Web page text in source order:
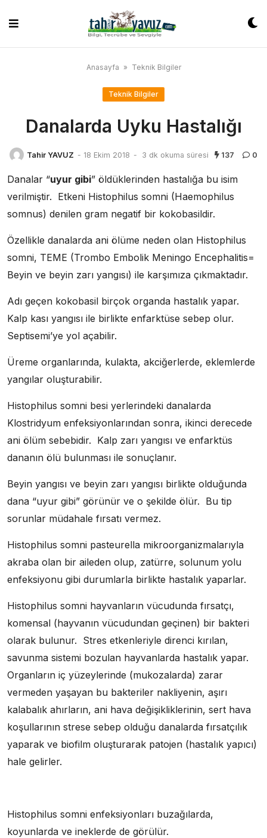
content
Anasayfa » Teknik Bilgiler
Teknik Bilgiler
Danalarda Uyku Hastalığı
Tahir YAVUZ - 18 Ekim 2018 - 3 dk okuma süresi 137 0
Danalar “uyur gibi” öldüklerinden hastalığa bu isim
verilmiştir. Etkeni Histophilus somni (Haemophilus
somnus) denilen gram negatif bir kokobasildir.
Özellikle danalarda ani ölüme neden olan Histophilus
somni, TEME (Trombo Embolik Meningo Encephalitis=
Beyin ve beyin zarı yangısı) ile karşımıza çıkmaktadır.
Adı geçen kokobasil birçok organda hastalık yapar.
Kalp kası yangısı ile birlikte enfarktüse sebep olur.
Septisemi’ye yol açabilir.
Üreme organlarında, kulakta, akciğerlerde, eklemlerde
yangılar oluşturabilir.
Histophilus somni besi yerlerindeki danalarda
Klostridyum enfeksiyonlarından sonra, ikinci derecede
ani ölüm sebebidir. Kalp zarı yangısı ve enfarktüs
dananın ölü bulunması ile sonuçlanır.
Beyin yangısı ve beyin zarı yangısı birlikte olduğunda
dana “uyur gibi” görünür ve o şekilde ölür. Bu tip
sorunlar müdahale fırsatı vermez.
Histophilus somni pasteurella mikroorganizmalarıyla
akraba olan bir aileden olup, zatürre, solunum yolu
enfeksiyonu gibi durumlarla birlikte hastalık yaparlar.
Histophilus somni hayvanların vücudunda fırsatçı,
komensal (hayvanın vücudundan geçinen) bir bakteri
olarak bulunur. Stres etkenleriyle direnci kırılan,
savunma sistemi bozulan hayvanlarda hastalık yapar.
Organların iç yüzeylerinde (mukozalarda) zarar
vermeden yaşayan bu bakteriler nakliyenin, aşırı
kalabalık ahırların, ani hava değişikliklerinin, sert hava
koşullarının strese sebep olduğu danalarda fırsatçılık
yaparak ve biofilm oluşturarak patojen (hastalık yapıcı)
hale gelirler.
Histophilus somni enfeksiyonları buzağılarda,
koyunlarda ve ineklerde de görülür.